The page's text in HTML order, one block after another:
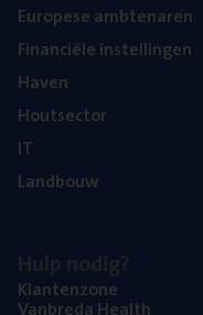
Euro­pe­se ambtenaren
Finan­ci­ë­le instellingen
Haven
Hout­sec­tor
IT
Land­bouw
Klan­ten­zo­ne
Van­b­re­da Health